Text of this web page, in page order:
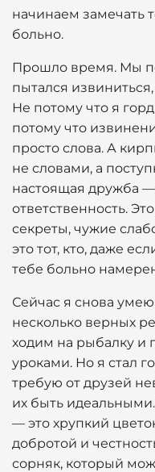
начинаем замечать
больно.
Прошло время. Мы
пытался
Не потому что я
потому что
просто слова. А
не словами, а
настоящая дружба —
ответственность.
секреты, чужие
это тот, кто, даже
тебе больно
Сейчас я снова
несколько верных
ходим на рыбалку и
уроками. Но я стал
требую от друзей
их быть
— это хрупкий
добротой и
сорняк, который